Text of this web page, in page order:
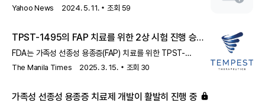
발병률이 급격히 증가했다고 합니다.
Yahoo News 2024. 5. 11. 조회 59
TPST-1495의 FAP 치료를 위한 2상 시험 진행 승인
FDA는 가족성 선종성 용종증(FAP) 치료를 위한 TPST-
1495의 2상 임상 시험에 대한 진행 승인 통지를 받았습니다.
The Manila Times 2025. 3. 15. 조회 30
가족성 선종성 용종증 치료제 개발이 활발히 진행 중